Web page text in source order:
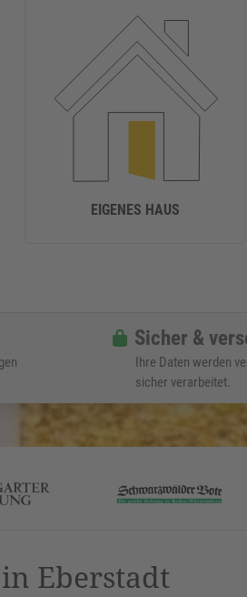
EIGENES HAUS
Sicher &
Ihre Daten werden
sicher verarbeitet.
Eberstadt